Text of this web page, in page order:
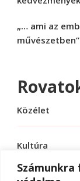
„… ami az
Közélet
Kultúra